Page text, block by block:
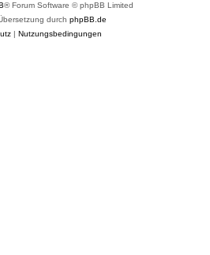
® Forum Software © phpBB Limited
durch phpBB.de
| Nutzungsbedingungen